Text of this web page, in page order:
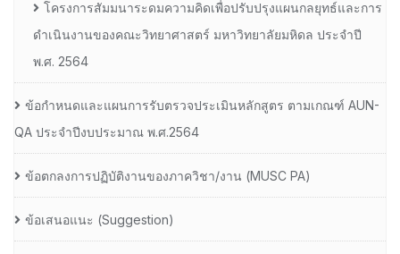
โครงการสัมมนาระดมความคิดเพื่อปรับปรุงแผนกลยุทธ์และการ
ดำเนินงานของคณะวิทยาศาสตร์ มหาวิทยาลัยมหิดล ประจำปี
พ.ศ. 2564
ข้อกำหนดและแผนการรับตรวจประเมินหลักสูตร ตามเกณฑ์ AUN-
QA ประจำปีงบประมาณ พ.ศ.2564
ข้อตกลงการปฏิบัติงานของภาควิชา/งาน (MUSC PA)
ข้อเสนอแนะ (Suggestion)